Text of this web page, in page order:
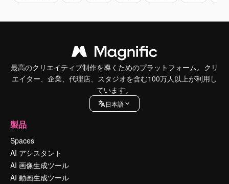
最高のクリエイティブ制作を導くためのプラットフォーム。クリ
エイター、企業、代理店、スタジオを含む100万人以上が利用し
ています。
日本語
製品
Spaces
AI アシスタント
AI 画像生成ツール
AI 動画生成ツール